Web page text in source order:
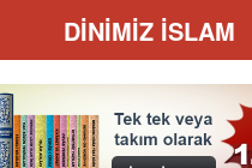
DİNİMİZ İSLAM